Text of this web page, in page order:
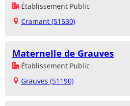
Établissement Public
Cramant (51530)
Maternelle de Grauves
Établissement Public
Grauves (51190)